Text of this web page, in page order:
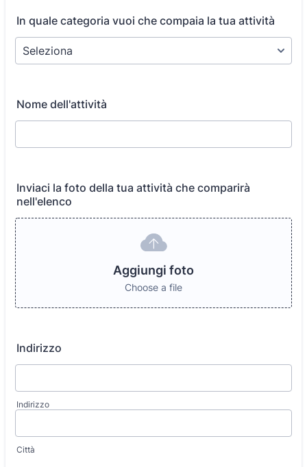
In quale categoria vuoi che compaia la tua attività
Nome dell'attività
Inviaci la foto della tua attività che comparirà
nell'elenco
Aggiungi foto
Choose a file
Indirizzo
Indirizzo
Città